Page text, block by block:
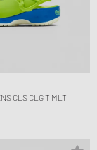
CLS CLG T MLT